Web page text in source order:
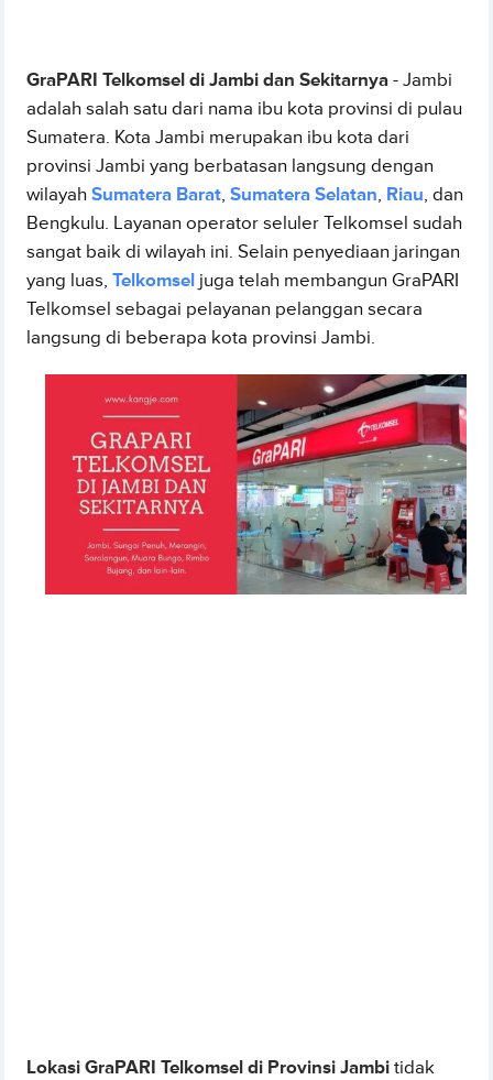
GraPARI Telkomsel di Jambi dan Sekitarnya - Jambi
adalah salah satu dari nama ibu kota provinsi di pulau
Sumatera. Kota Jambi merupakan ibu kota dari
provinsi Jambi yang berbatasan langsung dengan
wilayahSumatera Barat,Sumatera Selatan, Riau, dan
Bengkulu. Layanan operator seluler Telkomsel sudah
sangat baik di wilayah ini. Selain penyediaan jaringan
yang luas,Telkomsel juga telah membangun GraPARI
Telkomsel sebagai pelayanan pelanggan secara
langsung di beberapa kota provinsi Jambi.
Lokasi GraPARI Telkomsel di Provinsi Jambi tidak